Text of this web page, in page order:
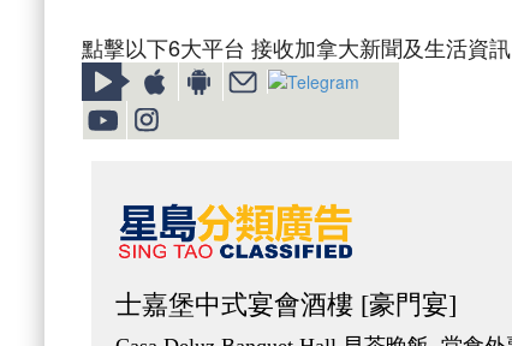
點擊以下6大平台 接收加拿大新聞及生活資訊